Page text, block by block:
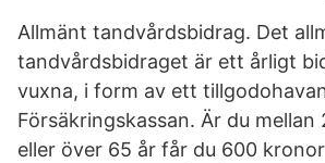
Allmänt tandvårdsbidrag. Det
tandvårdsbidraget är ett årligt
vuxna, i form av ett
Försäkringskassan. Är du mellan
eller över 65 år får du 600